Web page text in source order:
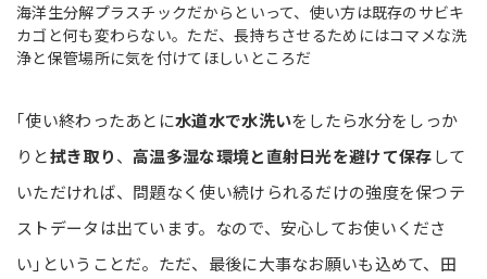
海洋生分解プラスチックだからといって、使い方は既存のサビキ
カゴと何も変わらない。ただ、長持ちさせるためにはコマメな洗
浄と保管場所に気を付けてほしいところだ
｢使い終わったあとに水道水で水洗いをしたら水分をしっか
りと拭き取り、 高温多湿な環境と直射日光を避けて保存して
いただければ、問題なく使い続けられるだけの強度を保つテ
ストデータは出ています。なので、安心してお使いくださ
い｣ということだ。ただ、最後に大事なお願いも込めて、田